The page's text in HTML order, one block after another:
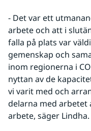
- Det var ett
arbete och att i
falla på plats var
gemenskap och
inom regionerna i
nyttan av de
vi varit med och
delarna med arbetet
arbete, säger Lindha.